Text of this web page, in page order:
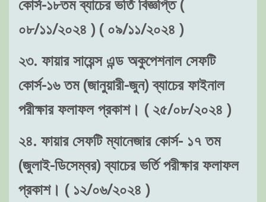
কোর্স-১৮তম ব্যাচের ভর্তি বিজ্ঞপ্তি (
০৮/১১/২০২৪ ) ( ০৯/১১/২০২৪ )
২৩. ফায়ার সায়েন্স এন্ড অকুপেশনাল সেফটি
কোর্স-১৬ তম (জানুয়ারী-জুন) ব্যাচের ফাইনাল
পরীক্ষার ফলাফল প্রকাশ। ( ২৫/০৮/২০২৪ )
২৪. ফায়ার সেফটি ম্যানেজার কোর্স- ১৭ তম
(জুলাই-ডিসেম্বর) ব্যাচের ভর্তি পরীক্ষার ফলাফল
প্রকাশ। ( ১২/০৬/২০২৪ )